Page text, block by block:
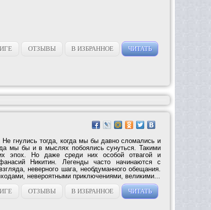
ОТЗЫВЫ В ИЗБРАННОЕ ЧИТАТЬ
гнулись тогда, когда мы бы давно сломались и
мы бы и в мыслях побоялись сунуться. Такими
эпох. Но даже среди них особой отвагой и
Никитин. Легенды часто начинаются с
неверного шага, необдуманного обещания.
невероятными приключениями, великими...
ОТЗЫВЫ В ИЗБРАННОЕ ЧИТАТЬ